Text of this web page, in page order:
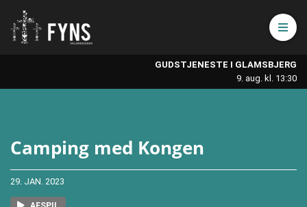
GUDSTJENESTE I GLAMSBJERG
9. aug. kl. 13:30
Åbn
Camping med Kongen
29. JAN. 2023